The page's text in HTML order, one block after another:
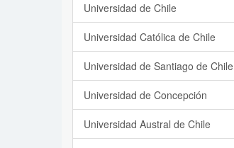
Universidad de Chile
Universidad Católica de Chile
Universidad de Santiago de Chile
Universidad de Concepción
Universidad Austral de Chile